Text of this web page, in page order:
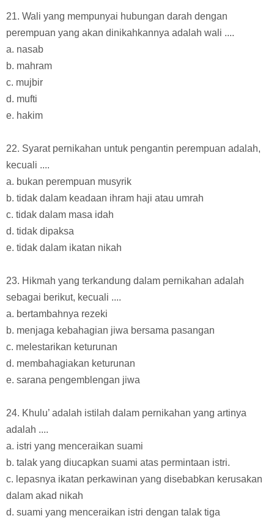
21. Wali yang mempunyai hubungan darah dengan
perempuan yang akan dinikahkannya adalah wali ....
a. nasab
b. mahram
c. mujbir
d. mufti
e. hakim
22. Syarat pernikahan untuk pengantin perempuan adalah,
kecuali ....
a. bukan perempuan musyrik
b. tidak dalam keadaan ihram haji atau umrah
c. tidak dalam masa idah
d. tidak dipaksa
e. tidak dalam ikatan nikah
23. Hikmah yang terkandung dalam pernikahan adalah
sebagai berikut, kecuali ....
a. bertambahnya rezeki
b. menjaga kebahagian jiwa bersama pasangan
c. melestarikan keturunan
d. membahagiakan keturunan
e. sarana pengemblengan jiwa
24. Khulu’ adalah istilah dalam pernikahan yang artinya
adalah ....
a. istri yang menceraikan suami
b. talak yang diucapkan suami atas permintaan istri.
c. lepasnya ikatan perkawinan yang disebabkan kerusakan
dalam akad nikah
d. suami yang menceraikan istri dengan talak tiga